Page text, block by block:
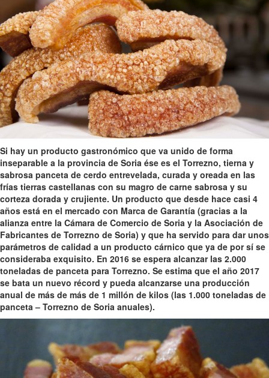
Si hay un producto gastronómico que va unido de forma
inseparable a la provincia de Soria ése es el Torrezno, tierna y
sabrosa panceta de cerdo entrevelada, curada y oreada en las
frías tierras castellanas con su magro de carne sabrosa y su
corteza dorada y crujiente. Un producto que desde hace casi 4
años está en el mercado con Marca de Garantía (gracias a la
alianza entre la Cámara de Comercio de Soria y la Asociación de
Fabricantes de Torrezno de Soria) y que ha servido para dar unos
parámetros de calidad a un producto cárnico que ya de por sí se
consideraba exquisito. En 2016 se espera alcanzar las 2.000
toneladas de panceta para Torrezno. Se estima que el año 2017
se bata un nuevo récord y pueda alcanzarse una producción
anual de más de más de 1 millón de kilos (las 1.000 toneladas de
panceta – Torrezno de Soria anuales).